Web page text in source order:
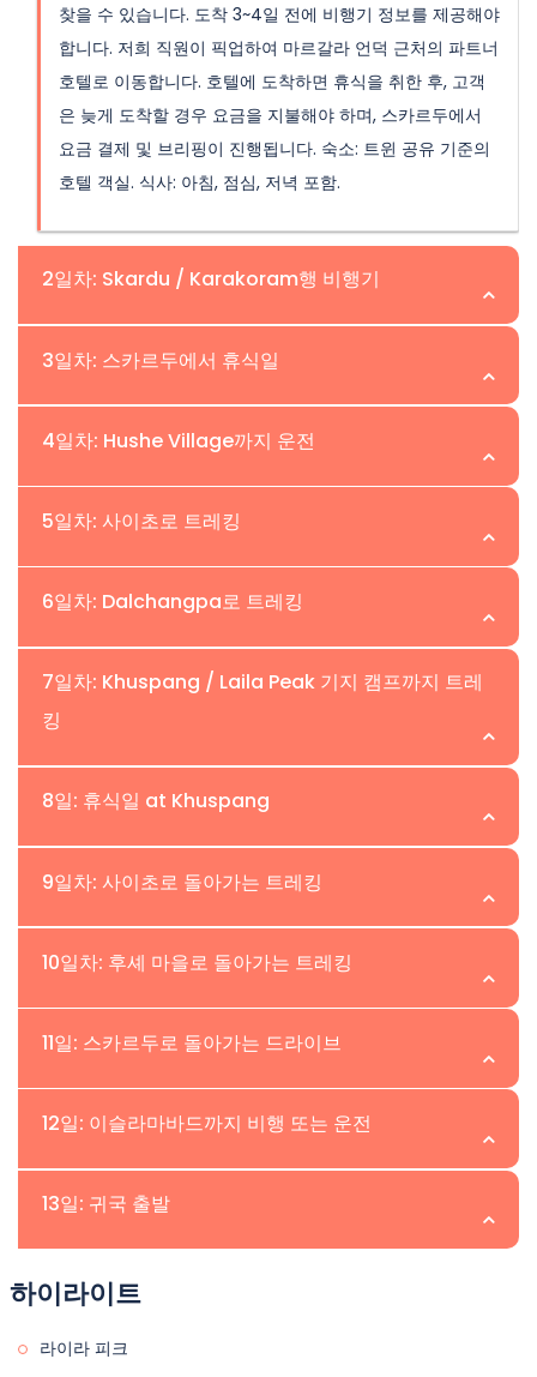
찾을 수 있습니다. 도착 3~4일 전에 비행기 정보를 제공해야
합니다. 저희 직원이 픽업하여 마르갈라 언덕 근처의 파트너
호텔로 이동합니다. 호텔에 도착하면 휴식을 취한 후, 고객
은 늦게 도착할 경우 요금을 지불해야 하며, 스카르두에서
요금 결제 및 브리핑이 진행됩니다. 숙소: 트윈 공유 기준의
호텔 객실. 식사: 아침, 점심, 저녁 포함.
2일차: Skardu / Karakoram행 비행기
위치:Skardu | 고도:
Skardu로 비행할 것입니다. Skardu는 Karakoram 산맥의
탐험과 트레킹의 물류 중심지입니다. 이슬라마바드에서
Skardu까지의 비행은 히말라야와 Karakoram 산의 장관을
도착하면, 저희 직원 중 한 명이 Skardu 공항에서 기다리고
있으며 고객을 파트너 호텔로 안내할 것입니다. 이른 도착
시, 우리는 충분한 시간을 가지고 휴식을 취하고 Skardu 시
3일차: 스카르두에서 휴식일
위치:Skardu | 고도:
둘러싸여 있습니다. 아침 식사 후, 우리는 스카르두 바자르
에서 몇 백 미터 떨어진 카르포초와 오래된 성으로 적응 하
이킹을 떠날 것입니다. 이 요새는 인더스 강, 스카르두 및 그
를 점검하거나 필요한 물품을 구매하기 위해 바자르로 쇼핑
이나 관광을 갈 수 있습니다. 모든 활동 동안 우리의 가이드
가 여러분을 도와드릴 것입니다. 스카르두의 사무실 직원은
대부분 하루 안에 처리되는 서류 작업을 진행하지만, 불행히
도 대부분의 경우 하루 이상 걸릴 수 있습니다. • 숙소: 2인 1
4일차: Hushe Village까지 운전
위치:Hushe | 고도:
우리는 우리 팀과 물자를 가지고 Hushe Village로 차를 몰
고 갈 것입니다. Skardu에서 5-7시간의 지프 드라이브입니
다. Skardu에서 두 시간 반의 드라이브 후, 우리는 계곡의
Valley를 지나가며, 산으로 나아갈수록 계곡이 좁아집니다.
포터들은 Hushe 마을에서 합류할 것입니다. 이는 Laila
Peak Base camp 트레킹 전에 마지막 마을입니다. 우리는
호텔이나 여관에 머물며 참가자들에게 따뜻한 차와 쿠키, 간
것입니다. • 숙소: 트윈 공유 기준의 호텔 객실. • 식사: 아침,
5일차: 사이초로 트레킹
위치:Saicho | 고도:
의 날입니다. 우리는 아침 일찍 Hushe valley를 떠나
Siacho camp으로 향합니다. Siacho는 Hushe 마을의 목
초지로, 우리는 Siacho에서 가축 떼와 그들의 관리자를 찾
을 수 있습니다. Siacho는 아름다운 캠핑 장소로, 우리는 강
옆에 캠프를 차릴 것입니다. Siacho camp에서 Drifitkhar
1실 텐트 • 식사: 아침, 점심, 저녁 포함.
6일차: Dalchangpa로 트레킹
위치:Dalchangpa | 고도:
둘째 날, Laila peak 기지 캠프를 향한 트레킹. 우리는 아침
일찍 Saicho Camp를 떠나며, 이날의 지형은 약간 가파릅
니다. 우리는 Mashabrum peak 앞의 Dalchngpa에서 하
룻밤 캠핑할 예정입니다. • 트레킹 시간: 4-6시간 • 숙소: 2
인 1실 텐트 • 식사: 아침, 점심, 저녁 포함
7일차: Khuspang / Laila Peak 기지 캠프까지 트레
킹
위치:Khuspang / Laila Peak Base Camp | 고도:
이날 우리는 Gondogoro Glacier를 올라가고 Khuspang
캠프까지 5-6시간 동안 빙하 위를 트레킹할 것입니다. 우리
는 Laila peak 앞에 있는 Khuspang 캠프(4600m)에서 하
8일: 휴식일 at Khuspang
위치:Khuspang / Laila Peak Base Camp | 고도:
점심, 저녁 포함.
9일차: 사이초로 돌아가는 트레킹
위치:Saicho | 고도:
캠프로 돌아가는 트레킹을 재개할 것입니다. 우리는
Gondogoro 빙하에서 한 시간 동안 Dalchanhpa까지 트
레킹을 시작합니다. 이 구간에서 Masherbrum을 만날 것입
초지를 지나 Saicho 캠프로 트레킹을 재개하고 Siacho에
서 하룻밤 캠핑을 할 것입니다. Siacho는 비교적 날씨가 좋
기 때문에 그곳에서 세탁하고 샤워를 할 수 있습니다. 오늘
의 트레킹은 5-6시간이 소요될 것입니다. • 트레킹 시간 6-
10일차: 후셰 마을로 돌아가는 트레킹
위치: Hushe / Skardu | 고도:
돌아갑니다. 우리는 Hushe Valley로 돌아가는 트레킹을 재
개할 것입니다. Ghanche District의 마지막 마을은 환대으
로 유명합니다. Hushe Village에 도착하는 데 최대 5시간이
소: 2인 1실 텐트 • 식사: 아침, 점심, 저녁 포함.
11일: 스카르두로 돌아가는 드라이브
위치:Skardu | 고도:
다. Skardu에서 세탁, 쇼핑, 그리고 탐험의 시간이 있으며
Laila peak 기초 캠프 트레킹이 종료됩니다. • 숙소: 2인 1실
호텔 객실. • 식사: 아침, 점심, 저녁 포함.
12일: 이슬라마바드까지 비행 또는 운전
위치:Skardu / Islamabad | 고도:
Islamabad로 떠날 것입니다. 비행기가 운영되면 같은 날
리는 고속도로를 통해 이동하며 Skardu에서 Islamabad까
13일: 귀국 출발
위치: | 고도:
트레커들에게 작별 인사를 할 시간입니다.
하이라이트
라이라 피크